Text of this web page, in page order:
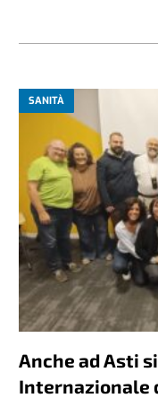
SANITÀ
Anche ad Asti
Internazionale